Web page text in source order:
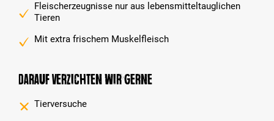
Fleischerzeugnisse nur aus lebensmitteltauglichen
Tieren
Mit extra frischem Muskelfleisch
Darauf verzichten wir gerne
Tierversuche